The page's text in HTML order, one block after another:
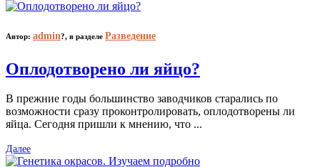
Автор: admin?, в разделе Разведение
Оплодотворено ли яйцо?
В прежние годы большинство заводчиков старались по
возможности сразу проконтролировать, оплодотворены ли
яйца. Сегодня пришли к мнению, что ...
Далее